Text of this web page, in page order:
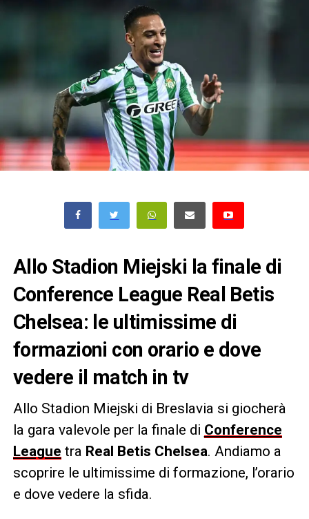
Allo Stadion Miejski la finale di
Conference League Real Betis
Chelsea: le ultimissime di
formazioni con orario e dove
vedere il match in tv
Allo Stadion Miejski di Breslavia si giocherà
la gara valevole per la finale di Conference
League tra Real Betis Chelsea. Andiamo a
scoprire le ultimissime di formazione, l’orario
e dove vedere la sfida.